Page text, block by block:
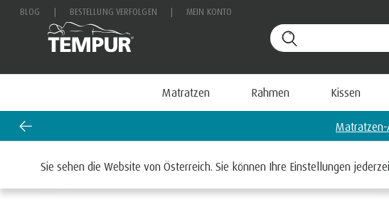
BLOG BESTELLUNG VERFOLGEN MEIN KONTO
Matratzen Rahmen Kissen
Sie sehen die Website von Österreich. Sie können Ihre Einstellungen